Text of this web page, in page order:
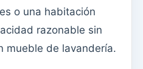
o una habitación
razonable sin
mueble de lavandería.